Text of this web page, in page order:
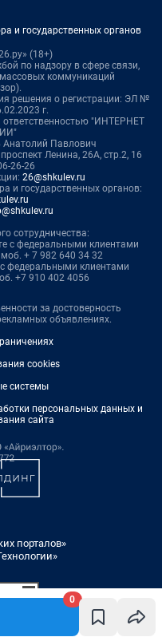
0
и государственных органов
(18+)
по надзору в сфере связи,
коммуникаций
решения о регистрации: ЭЛ №
г.
ответственностью "ИНТЕРНЕТ
Анатолий Павлович
Ленина, 26А, стр.2, 16
26-26
26@shkulev.ru
и государственных органов:
сотрудничества:
с федеральными клиентами
моб. + 7 982 640 34 32
федеральными клиентами
+7 910 402 4056
за достоверность
объявлениях.
cookies
системы
персональных данных и
сайта
порталов»